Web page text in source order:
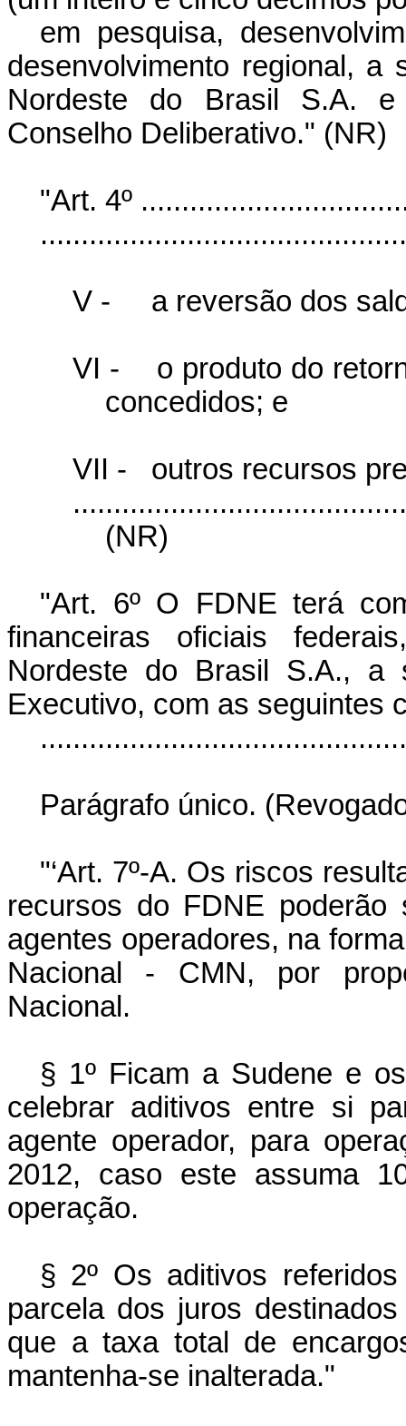
em pesquisa,
desenvolvimento regional, a
Nordeste do Brasil S.A.
Conselho Deliberativo." (NR)
"Art. 4º
V - a reversão dos
VI -
o produto do
concedidos; e
VII -
outros recursos
(NR)
"Art. 6º O FDNE terá
financeiras oficiais
Nordeste do Brasil S.A., a
Executivo, com as seguintes
Parágrafo único.
"‘Art. 7º-A. Os riscos
recursos do FDNE poderão
agentes operadores, na
Nacional - CMN, por
Nacional.
§ 1º Ficam a Sudene e
celebrar aditivos entre si
agente operador, para
2012, caso este assuma
operação.
§ 2º Os aditivos
parcela dos juros
que a taxa total de
mantenha-se inalterada."